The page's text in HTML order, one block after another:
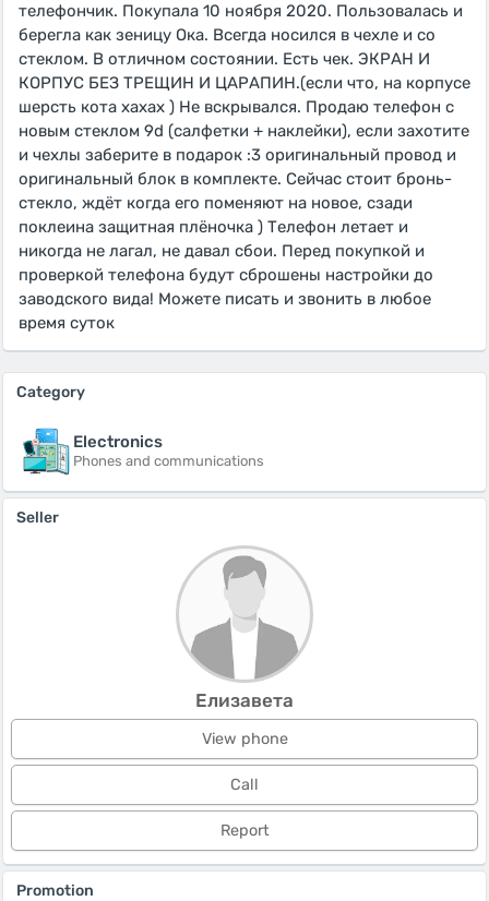
телефончик. Покупала 10 ноября 2020. Пользовалась и
берегла как зеницу Ока. Всегда носился в чехле и со
стеклом. В отличном состоянии. Есть чек. ЭКРАН И
КОРПУС БЕЗ ТРЕЩИН И ЦАРАПИН.(если что, на корпусе
шерсть кота хахах ) Не вскрывался. Продаю телефон с
новым стеклом 9d (салфетки + наклейки), если захотите
и чехлы заберите в подарок :3 оригинальный провод и
оригинальный блок в комплекте. Сейчас стоит бронь-
стекло, ждёт когда его поменяют на новое, сзади
поклеина защитная плёночка ) Телефон летает и
никогда не лагал, не давал сбои. Перед покупкой и
проверкой телефона будут сброшены настройки до
заводского вида! Можете писать и звонить в любое
время суток
Category
Electronics
Phones and communications
Seller
Елизавета
View phone
Call
Report
Promotion